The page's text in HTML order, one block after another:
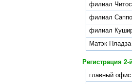
филиал
филиал
филиал
Матэк Пладза
Регистрация
главный